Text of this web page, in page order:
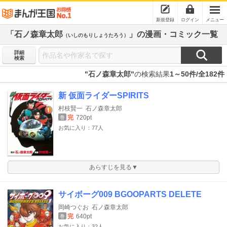
新規登録 ログイン メニュー
「石ノ森章太郎 （いしのもりしょうたろう） 」の漫画・コミック一覧
詳細
検索
"石ノ森章太郎"の検索結果1～50件/全182件
新 仮面ライダーSPIRITS
村枝賢一 石ノ森章太郎
巻 完 720pt
お気に入り：77人
あらすじを見る▼
サイボーグ009 BGOOPARTS DELETE
岡崎つぐお 石ノ森章太郎
巻 完 640pt